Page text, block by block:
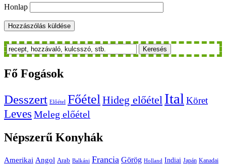
Honlap
Keresés
Fő Fogások
Desszert Előétel Főétel Hideg előétel Ital Köret
Leves Meleg előétel
Népszerű Konyhák
Amerikai Angol Arab Balkáni Francia Görög Holland Indiai Japán Kanadai